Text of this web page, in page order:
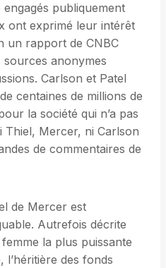
publiquement
ont exprimé leur intérêt
un rapport de CNBC
sources anonymes
Carlson et Patel
centaines de millions de
la société qui n’a pas
Thiel, Mercer, ni Carlson
de commentaires de
de Mercer est
Autrefois décrite
la plus puissante
l’héritière des fonds